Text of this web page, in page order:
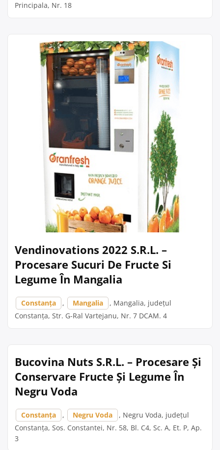
Principala, Nr. 18
Vendinovations 2022 S.R.L. –
Procesare Sucuri De Fructe Si
Legume În Mangalia
Constanța , Mangalia
, Mangalia, județul
Constanța, Str. G-Ral Vartejanu, Nr. 7 DCAM. 4
Bucovina Nuts S.R.L. – Procesare Și
Conservare Fructe Și Legume În
Negru Voda
Constanța , Negru Voda
, Negru Voda, județul
Constanța, Sos. Constantei, Nr. 58, Bl. C4, Sc. A, Et. P, Ap.
3